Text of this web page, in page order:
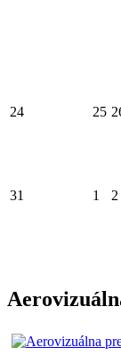
24 25
31 1 2